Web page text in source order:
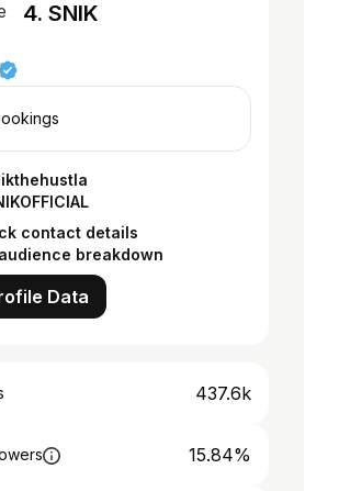
4. SNIK
contact details
breakdown
Data
437.6k
15.84%